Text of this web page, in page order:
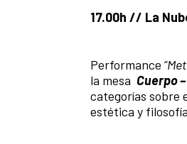
17.00h // La
Performance
la mesa Cuerpo
categorías sobre
estética y